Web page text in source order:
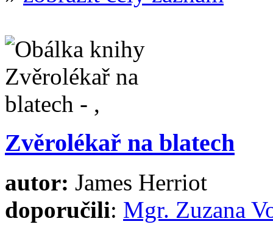
Zvěrolékař na blatech
autor: James Herriot
doporučili: Mgr. Zuzana